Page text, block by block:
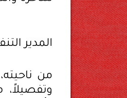
المدير
من